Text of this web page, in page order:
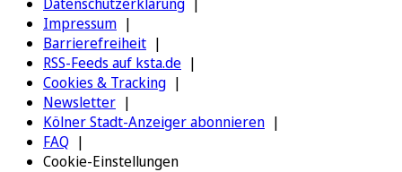
Impressum
Barrierefreiheit
RSS-Feeds auf ksta.de
Cookies & Tracking
Newsletter
Kölner Stadt-Anzeiger abonnieren
FAQ
Cookie-Einstellungen